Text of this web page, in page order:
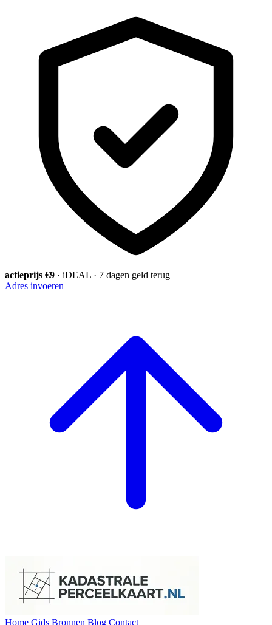
actieprijs €9 · iDEAL · 7 dagen geld terug
Adres invoeren
Home Gids Bronnen Blog Contact